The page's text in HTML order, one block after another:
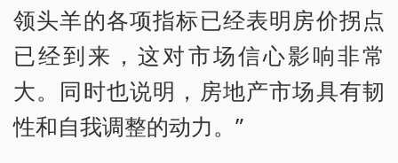
领头羊的各项指标已经表明房价拐点
已经到来，这对市场信心影响非常
大。同时也说明，房地产市场具有韧
性和自我调整的动力。”